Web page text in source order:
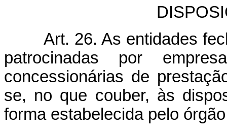
Art. 26. As entidades
patrocinadas por
concessionárias de
se, no que couber, às
forma estabelecida pelo